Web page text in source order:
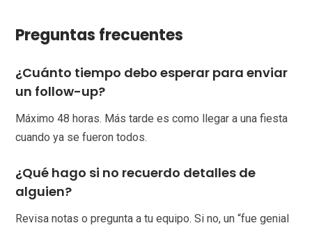
Preguntas frecuentes
¿Cuánto tiempo debo esperar para enviar
un follow-up?
Máximo 48 horas. Más tarde es como llegar a una fiesta
cuando ya se fueron todos.
¿Qué hago si no recuerdo detalles de
alguien?
Revisa notas o pregunta a tu equipo. Si no, un “fue genial